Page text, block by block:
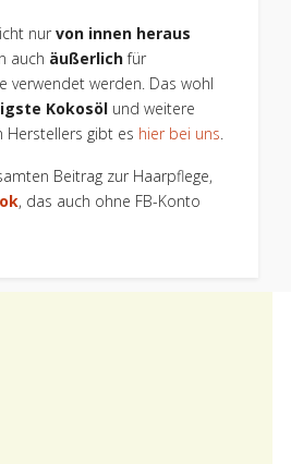
nur von innen heraus
auch äußerlichfür
verwendet werden. Das wohl
Kokosölund weitere
Herstellers gibt es hier bei uns.
Beitrag zur Haarpflege,
, das auch ohne FB-Konto